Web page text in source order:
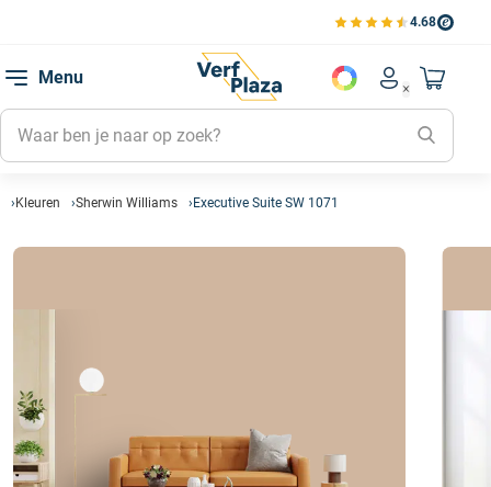
4.68
Bekijk de verfplaza
Menu
Account
Mijn
Mijn
Mijn
Naar
Kleuren Sherwin Williams Executive Suite SW 1071